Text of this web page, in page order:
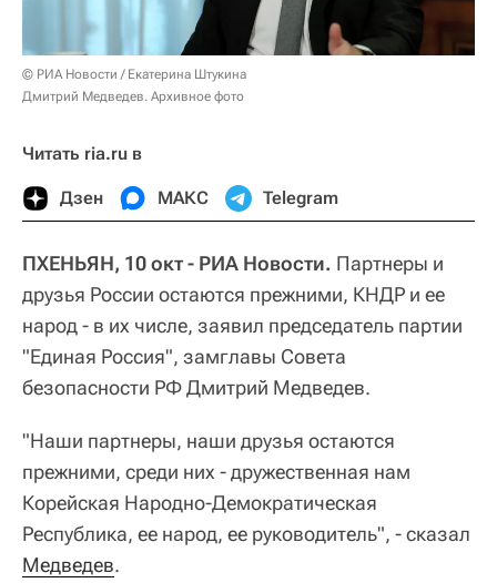
© РИА Новости / Екатерина Штукина
Дмитрий Медведев. Архивное фото
Читать ria.ru в
Дзен МАКС Telegram
ПХЕНЬЯН, 10 окт - РИА Новости. Партнеры и
друзья России остаются прежними, КНДР и ее
народ - в их числе, заявил председатель партии
"Единая Россия", замглавы Совета
безопасности РФ Дмитрий Медведев.
"Наши партнеры, наши друзья остаются
прежними, среди них - дружественная нам
Корейская Народно-Демократическая
Республика, ее народ, ее руководитель", - сказал
Медведев.